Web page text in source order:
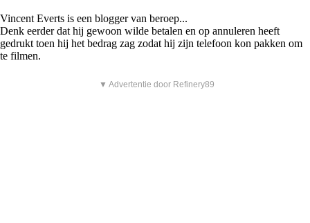
Vincent Everts is een blogger van beroep...
Denk eerder dat hij gewoon wilde betalen en op annuleren heeft
gedrukt toen hij het bedrag zag zodat hij zijn telefoon kon pakken om
te filmen.
▼ Advertentie door Refinery89